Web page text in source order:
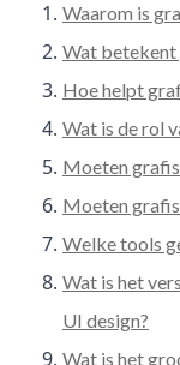
Waarom is
Wat betekent
Hoe helpt
Wat is de rol
Moeten
Moeten
Welke tools
Wat is het
UI design?
Wat is het